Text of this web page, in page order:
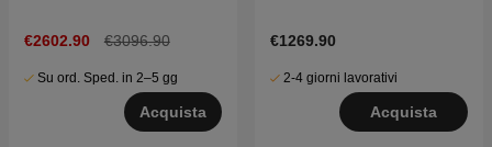
€2602.90 €3096.90
Su ord. Sped. in 2–5 gg
Acquista
€1269.90
2-4 giorni lavorativi
Acquista